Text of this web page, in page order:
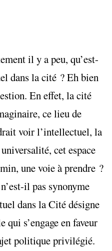
il y a peu, qu’est-
dans la cité ? Eh bien
En effet, la cité
ce lieu de
voir l’intellectuel, la
cet espace
une voie à prendre ?
il pas synonyme
dans la Cité désigne
qui s’engage en faveur
politique privilégié.